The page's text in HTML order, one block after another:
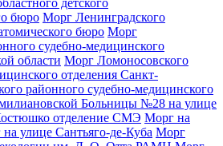
детского
бюро Морг Ленинградского
бюро Морг
судебно-медицинского
области Морг Ломоносовского
отделения Санкт-
районного судебно-медицинского
Больницы №28 на улице
отделение СМЭ Морг на
улице Сантьяго-де-Куба Морг